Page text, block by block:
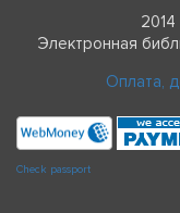
Электронная
Оплата,
Check passport